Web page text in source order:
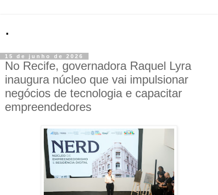
.
15 de junho de 2026
No Recife, governadora Raquel Lyra
inaugura núcleo que vai impulsionar
negócios de tecnologia e capacitar
empreendedores